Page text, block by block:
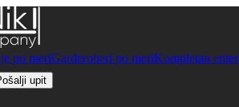
po meriGarderoberi po meriKompletan
upit